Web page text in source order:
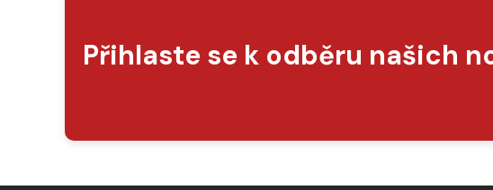
Přihlaste se k odběru našich